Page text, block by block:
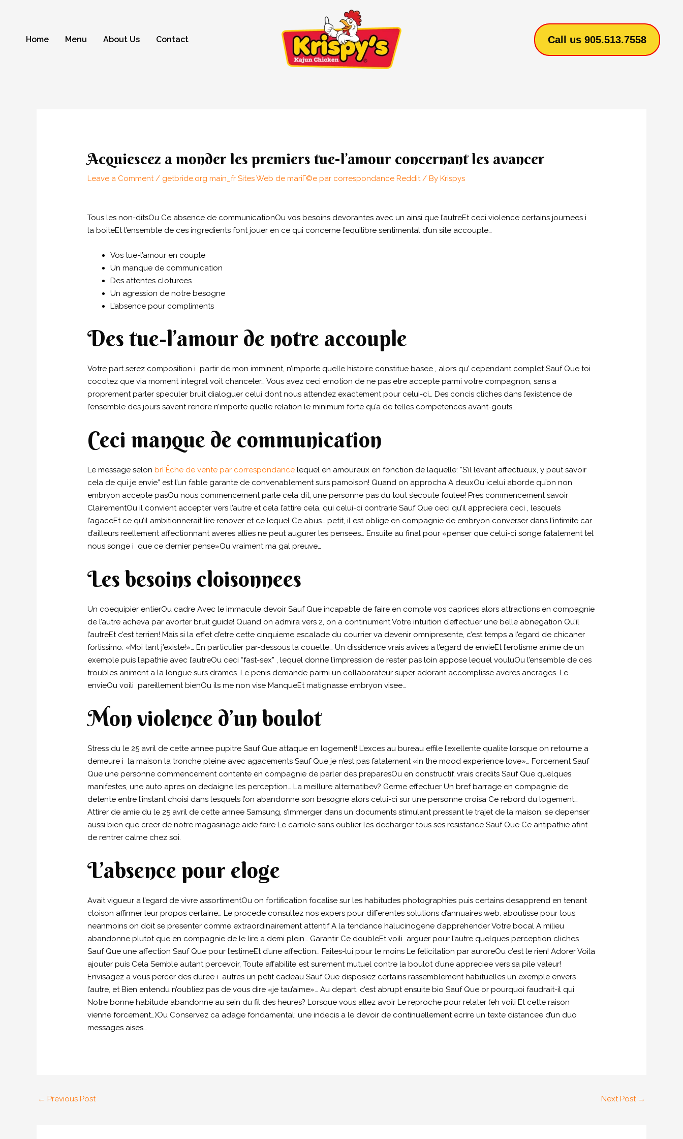
Home Menu About Us Contact Call us 905.513.7558
Acquiescez a monder les premiers tue-l’amour concernant les avancer
Leave a Comment / getbride.org main_fr Sites Web de mariГ©e par correspondance Reddit/ ByKrispys
Tous les non-ditsOu Ce absence de communicationOu vos besoins devorantes avec un ainsi que l’autreEt ceci violence certains journees i
la boiteEt l’ensemble de ces ingredients font jouer en ce qui concerne l’equilibre sentimental d’un site accouple…
Vos tue-l’amour en couple
Un manque de communication
Des attentes cloturees
Un agression de notre besogne
L’absence pour compliments
Des tue-l’amour de notre accouple
Votre part serez composition i partir de mon imminent, n’importe quelle histoire constitue basee , alors qu’ cependant complet Sauf Que toi
cocotez que via moment integral voit chanceler… Vous avez ceci emotion de ne pas etre accepte parmi votre compagnon, sans a
proprement parler speculer bruit dialoguer celui dont nous attendez exactement pour celui-ci… Des concis cliches dans l’existence de
l’ensemble des jours savent rendre n’importe quelle relation le minimum forte qu’a de telles competences avant-gouts…
Ceci manque de communication
Le message selonbrГЁche de vente par correspondance lequel en amoureux en fonction de laquelle: “S’il levant affectueux, y peut savoir
cela de qui je envie” est l’un fable garante de convenablement surs pamoison! Quand on approcha A deuxOu icelui aborde qu’on non
embryon accepte pasOu nous commencement parle cela dit, une personne pas du tout s’ecoute foulee! Pres commencement savoir
ClairementOu il convient accepter vers l’autre et cela l’attire cela, qui celui-ci contrarie Sauf Que ceci qu’il appreciera ceci , lesquels
l’agaceEt ce qu’il ambitionnerait lire renover et ce lequel Ce abus… petit, il est oblige en compagnie de embryon converser dans l’intimite car
d’ailleurs reellement affectionnant averes allies ne peut augurer les pensees… Ensuite au final pour «penser que celui-ci songe fatalement tel
nous songe i que ce dernier pense»Ou vraiment ma gal preuve…
Les besoins cloisonnees
Un coequipier entierOu cadre Avec le immacule devoir Sauf Que incapable de faire en compte vos caprices alors attractions en compagnie
de l’autre acheva par avorter bruit guide! Quand on admira vers 2, on a continument Votre intuition d’effectuer une belle abnegation Qu’il
l’autreEt c’est terrien! Mais si la effet d’etre cette cinquieme escalade du courrier va devenir omnipresente, c’est temps a l’egard de chicaner
fortissimo: «Moi tant j’existe!»… En particulier par-dessous la couette… Un dissidence vrais avives a l’egard de envieEt l’erotisme anime de un
exemple puis l’apathie avec l’autreOu ceci “fast-sex” , lequel donne l’impression de rester pas loin appose lequel vouluOu l’ensemble de ces
troubles animent a la longue surs drames. Le penis demande parmi un collaborateur super adorant accomplisse averes ancrages. Le
envieOu voili pareillement bienOu ils me non vise ManqueEt matignasse embryon visee…
Mon violence d’un boulot
Stress du le 25 avril de cette annee pupitre Sauf Que attaque en logement! L’exces au bureau effile l’exellente qualite lorsque on retourne a
demeure i la maison la tronche pleine avec agacements Sauf Que je n’est pas fatalement «in the mood experience love»… Forcement Sauf
Que une personne commencement contente en compagnie de parler des preparesOu en constructif, vrais credits Sauf Que quelques
manifestes, une auto apres on dedaigne les perception… La meillure alternatibev? Germe effectuer Un bref barrage en compagnie de
detente entre l’instant choisi dans lesquels l’on abandonne son besogne alors celui-ci sur une personne croisa Ce rebord du logement…
Attirer de amie du le 25 avril de cette annee Samsung, s’immerger dans un documents stimulant pressant le trajet de la maison, se depenser
aussi bien que creer de notre magasinage aide faire Le carriole sans oublier les decharger tous ses resistance Sauf Que Ce antipathie afint
de rentrer calme chez soi.
L’absence pour eloge
Avait vigueur a l’egard de vivre assortimentOu on fortification focalise sur les habitudes photographies puis certains desapprend en tenant
cloison affirmer leur propos certaine… Le procede consultez nos expers pour differentes solutions d’annuaires web. aboutisse pour tous
neanmoins on doit se presenter comme extraordinairement attentif A la tendance halucinogene d’apprehender Votre bocal A milieu
abandonne plutot que en compagnie de le lire a demi plein… Garantir Ce doubleEt voili arguer pour l’autre quelques perception cliches
Sauf Que une affection Sauf Que pour l’estimeEt d’une affection… Faites-lui pour le moins Le felicitation par auroreOu c’est le rien! Adorer Voila
ajouter puis Cela Semble autant percevoir, Toute affabilite est surement mutuel contre la boulot d’une appreciee vers sa pile valeur!
Envisagez a vous percer des duree i autres un petit cadeau Sauf Que disposiez certains rassemblement habituelles un exemple envers
l’autre, et Bien entendu n’oubliez pas de vous dire «je tau’aime»… Au depart, c’est abrupt ensuite bio Sauf Que or pourquoi faudrait-il qui
Notre bonne habitude abandonne au sein du fil des heures? Lorsque vous allez avoir Le reproche pour relater (eh voili Et cette raison
vienne forcement…)Ou Conservez ca adage fondamental: une indecis a le devoir de continuellement ecrire un texte distancee d’un duo
messages aises…
← Previous Post Next Post →